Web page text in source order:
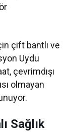
çift bantlı ve
Uydu
çevrimdışı
olmayan
Sağlık